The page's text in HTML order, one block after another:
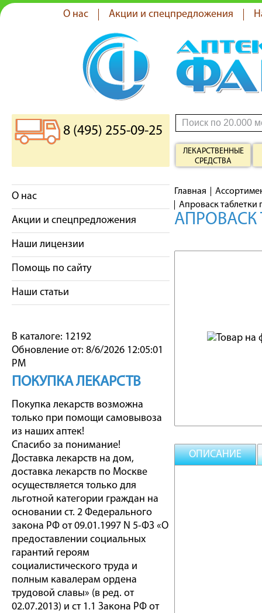
О нас Акции и спецпредложения
8 (495) 255-09-25
ЛЕКАРСТВЕННЫЕ
СРЕДСТВА
О нас
Акции и спецпредложения
Наши лицензии
Помощь по сайту
Наши статьи
В каталоге: 12192
Обновление от: 8/6/2026 12:05:01
PM
ПОКУПКА ЛЕКАРСТВ
Покупка лекарств возможна
только при помощи самовывоза
из наших аптек!
Спасибо за понимание!
Доставка лекарств на дом,
доставка лекарств по Москве
осуществляется только для
льготной категории граждан на
основании ст. 2 Федерального
закона РФ от 09.01.1997 N 5-ФЗ «О
предоставлении социальных
гарантий героям
социалистического труда и
полным кавалерам ордена
трудовой славы» (в ред. от
02.07.2013) и ст 1.1 Закона РФ от
Главная
Апроваск таблетки
АПРОВАСК
ОПИСАНИЕ